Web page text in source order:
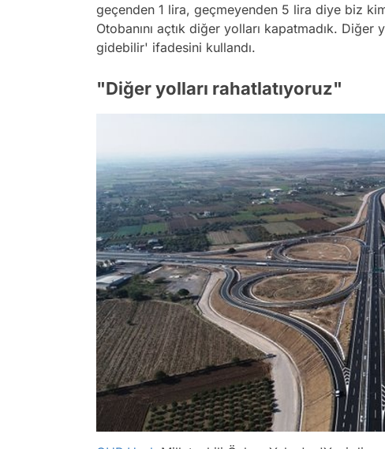
geçenden 1 lira, geçmeyenden 5 lira diye biz
Otobanını açtık diğer yolları kapatmadık.
gidebilir' ifadesini kullandı.
"Diğer yolları rahatlatıyoruz"